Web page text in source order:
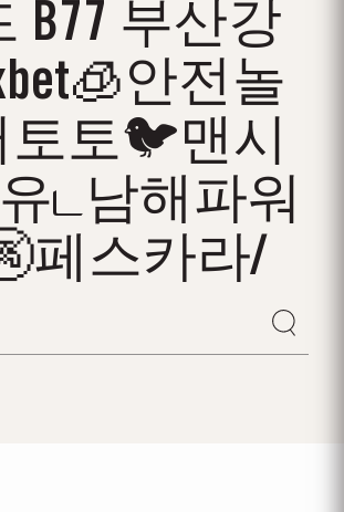
B77 부산강
안전놀
토토🐦맨시
ட남해파워
페스카라/